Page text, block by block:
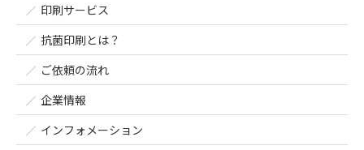
印刷サービス
抗菌印刷とは？
ご依頼の流れ
企業情報
インフォメーション